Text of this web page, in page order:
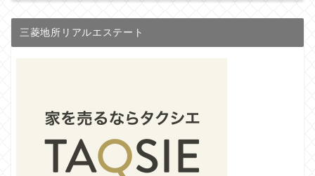
三菱地所リアルエステート